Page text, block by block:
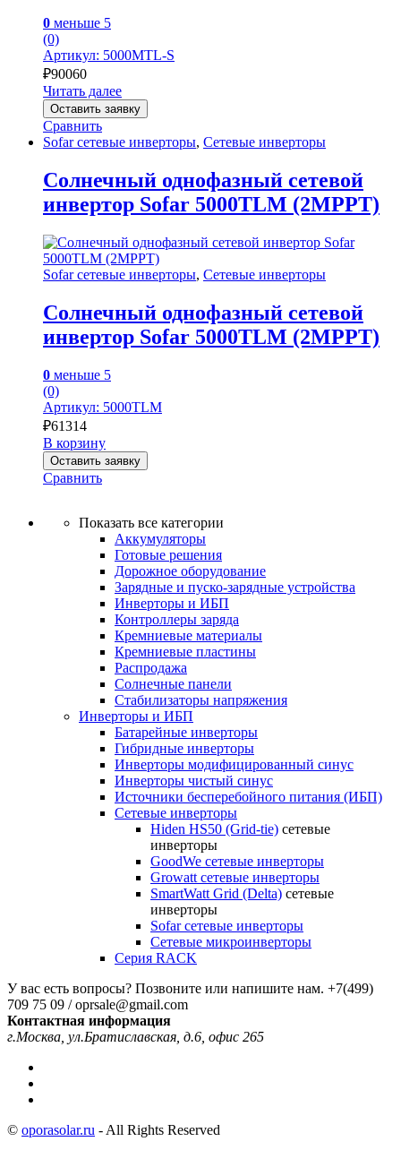
0 меньше 5
(0)
Артикул: 5000MTL-S
₽90060
Читать далее
Оставить заявку
Сравнить
Sofar сетевые инверторы, Сетевые инверторы
Солнечный однофазный сетевой
инвертор Sofar 5000TLM (2MPPT)
Sofar сетевые инверторы, Сетевые инверторы
Солнечный однофазный сетевой
инвертор Sofar 5000TLM (2MPPT)
0 меньше 5
(0)
Артикул: 5000TLM
₽61314
В корзину
Оставить заявку
Сравнить
Показать все категории
Аккумуляторы
Готовые решения
Дорожное оборудование
Зарядные и пуско-зарядные устройства
Инверторы и ИБП
Контроллеры заряда
Кремниевые материалы
Кремниевые пластины
Распродажа
Солнечные панели
Стабилизаторы напряжения
Инверторы и ИБП
Батарейные инверторы
Гибридные инверторы
Инверторы модифицированный синус
Инверторы чистый синус
Источники бесперебойного питания (ИБП)
Сетевые инверторы
Hiden HS50 (Grid-tie) сетевые
инверторы
GoodWe сетевые инверторы
Growatt сетевые инверторы
SmartWatt Grid (Delta) сетевые
инверторы
Sofar сетевые инверторы
Сетевые микроинверторы
Серия RACK
У вас есть вопросы? Позвоните или напишите нам. +7(499)
709 75 09 / oprsale@gmail.com
Контактная информация
г.Москва, ул.Братиславская, д.6, офис 265
© oporasolar.ru - All Rights Reserved